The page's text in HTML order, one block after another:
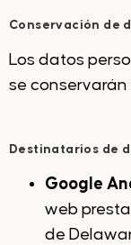
Conservación de
Los datos
se
Destinatarios de
Google
web
de